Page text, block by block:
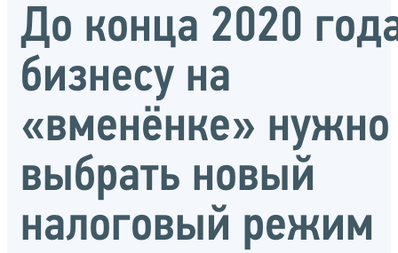
До конца 2020
бизнесу на
«вменёнке» нужно
выбрать новый
налоговый режим